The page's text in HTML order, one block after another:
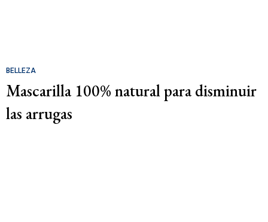
BELLEZA
Mascarilla 100% natural para disminuir
las arrugas